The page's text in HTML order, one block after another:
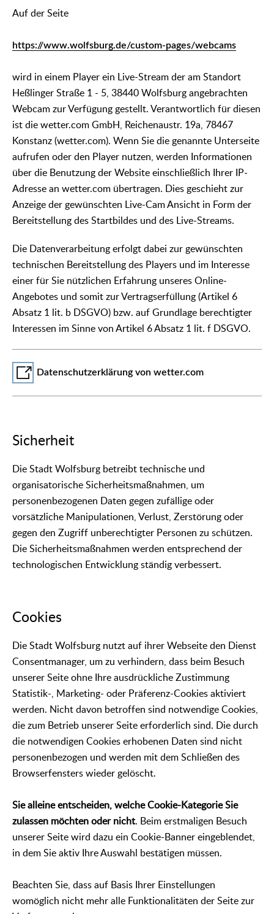
Auf der Seite
https://www.wolfsburg.de/custom-pages/webcams
wird in einem Player ein Live-Stream der am Standort
Heßlinger Straße 1 - 5, 38440 Wolfsburg angebrachten
Webcam zur Verfügung gestellt. Verantwortlich für diesen
ist die wetter.com GmbH, Reichenaustr. 19a, 78467
Konstanz (wetter.com). Wenn Sie die genannte Unterseite
aufrufen oder den Player nutzen, werden Informationen
über die Benutzung der Website einschließlich Ihrer IP-
Adresse an wetter.com übertragen. Dies geschieht zur
Anzeige der gewünschten Live-Cam Ansicht in Form der
Bereitstellung des Startbildes und des Live-Streams.
Die Datenverarbeitung erfolgt dabei zur gewünschten
technischen Bereitstellung des Players und im Interesse
einer für Sie nützlichen Erfahrung unseres Online-
Angebotes und somit zur Vertragserfüllung (Artikel 6
Absatz 1 lit. b DSGVO) bzw. auf Grundlage berechtigter
Interessen im Sinne von Artikel 6 Absatz 1 lit. f DSGVO.
Datenschutzerklärung von wetter.com
Sicherheit
Die Stadt Wolfsburg betreibt technische und
organisatorische Sicherheitsmaßnahmen, um
personenbezogenen Daten gegen zufällige oder
vorsätzliche Manipulationen, Verlust, Zerstörung oder
gegen den Zugriff unberechtigter Personen zu schützen.
Die Sicherheitsmaßnahmen werden entsprechend der
technologischen Entwicklung ständig verbessert.
Cookies
Die Stadt Wolfsburg nutzt auf ihrer Webseite den Dienst
Consentmanager, um zu verhindern, dass beim Besuch
unserer Seite ohne Ihre ausdrückliche Zustimmung
Statistik-, Marketing- oder Präferenz-Cookies aktiviert
werden. Nicht davon betroffen sind notwendige Cookies,
die zum Betrieb unserer Seite erforderlich sind. Die durch
die notwendigen Cookies erhobenen Daten sind nicht
personenbezogen und werden mit dem Schließen des
Browserfensters wieder gelöscht.
Sie alleine entscheiden, welche Cookie-Kategorie Sie
zulassen möchten oder nicht. Beim erstmaligen Besuch
unserer Seite wird dazu ein Cookie-Banner eingeblendet,
in dem Sie aktiv Ihre Auswahl bestätigen müssen.
Beachten Sie, dass auf Basis Ihrer Einstellungen
womöglich nicht mehr alle Funktionalitäten der Seite zur